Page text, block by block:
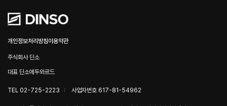
개인정보처리방침이용약관
주식회사 딘소
대표 딘소에두와르드
TEL 02-725-2223 사업자번호 617-81-54962